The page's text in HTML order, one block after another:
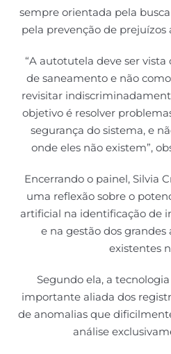
sempre orientada pela
pela prevenção de prejuízos
“A autotutela deve ser
de saneamento e não
revisitar
objetivo é resolver
segurança do sistema, e
onde eles não existem”,
Encerrando o painel, Silvia
uma reflexão sobre o
artificial na identificação de
e na gestão dos
existentes
Segundo ela, a
importante aliada dos
de anomalias que
análise